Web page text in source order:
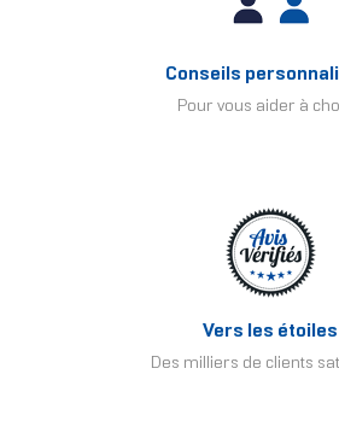
Conseils
Pour vous aider à
Vers les étoiles
Des milliers de clients